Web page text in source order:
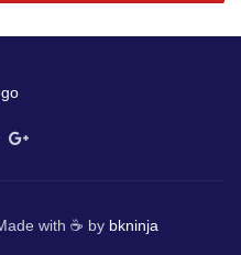
with ☕ by bkninja